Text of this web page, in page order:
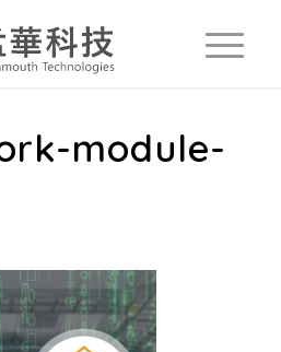
module-